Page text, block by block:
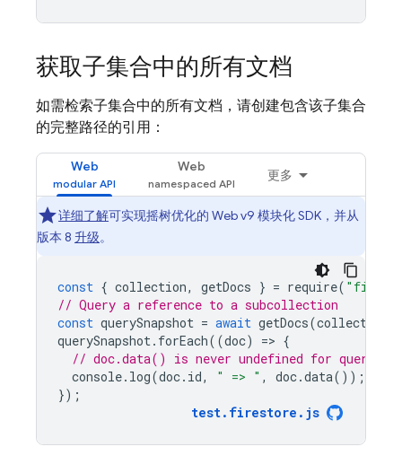
获取子集合中的所有文档
如需检索子集合中的所有文档，请创建包含该子集合
的完整路径的引用：
Web Web
更多
详细了解可实现摇树优化的 Web v9 模块化 SDK，并从
版本 8 升级。
const { collection, getDocs } = require(
// Query a reference to a subcollection
const querySnapshot = await getDocs(collection
querySnapshot. forEach((doc) => {
// doc.data() is never undefined for query doc
console. log(doc. id, " => " , doc.data());
});
test. firestore . js